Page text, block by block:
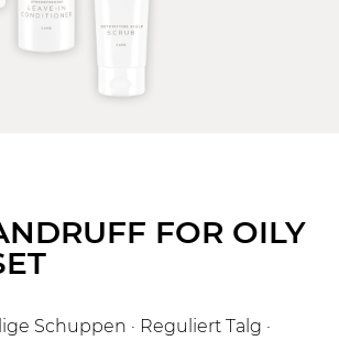
FOR OILY
Schuppen · Reguliert Talg ·